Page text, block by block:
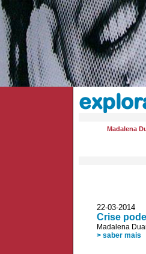
Madalena
22-03-2014
Crise
Madalena
> saber mais